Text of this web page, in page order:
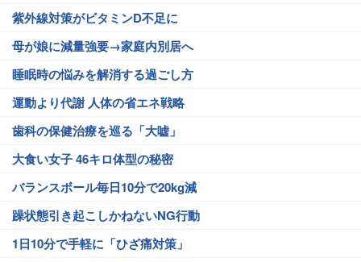
紫外線対策がビタミンD不足に
母が娘に減量強要→家庭内別居へ
睡眠時の悩みを解消する過ごし方
運動より代謝 人体の省エネ戦略
歯科の保健治療を巡る「大嘘」
大食い女子 46キロ体型の秘密
バランスボール毎日10分で20kg減
躁状態引き起こしかねないNG行動
1日10分で手軽に「ひざ痛対策」